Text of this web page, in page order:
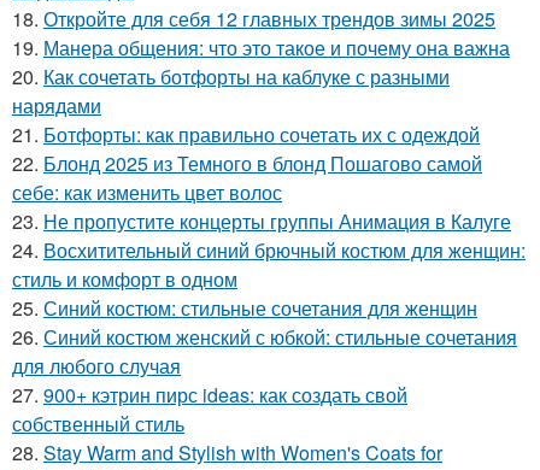
18. Откройте для себя 12 главных трендов зимы 2025
19. Манера общения: что это такое и почему она важна
20. Как сочетать ботфорты на каблуке с разными
нарядами
21. Ботфорты: как правильно сочетать их с одеждой
22. Блонд 2025 из Темного в блонд Пошагово самой
себе: как изменить цвет волос
23. Не пропустите концерты группы Анимация в Калуге
24. Восхитительный синий брючный костюм для женщин:
стиль и комфорт в одном
25. Синий костюм: стильные сочетания для женщин
26. Синий костюм женский с юбкой: стильные сочетания
для любого случая
27. 900+ кэтрин пирс ideas: как создать свой
собственный стиль
28. Stay Warm and Stylish with Women's Coats for